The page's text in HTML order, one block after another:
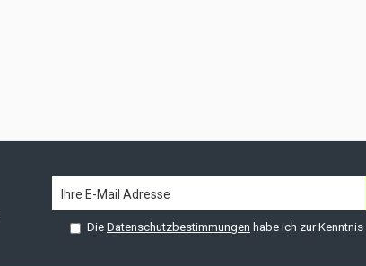
Die Datenschutzbestimmungen habe ich zur